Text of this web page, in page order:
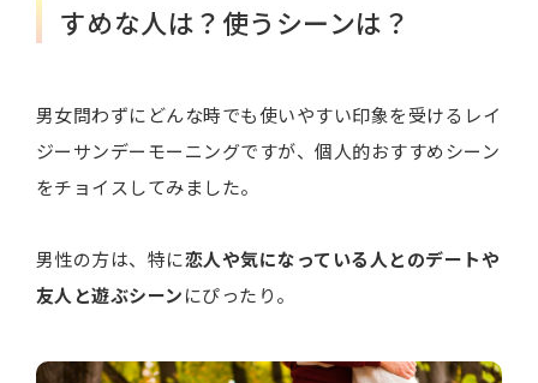
すめな人は？使うシーンは？
男女問わずにどんな時でも使いやすい印象を受けるレイ
ジーサンデーモーニングですが、個人的おすすめシーン
をチョイスしてみました。
男性の方は、特に恋人や気になっている人とのデートや
友人と遊ぶシーンにぴったり。